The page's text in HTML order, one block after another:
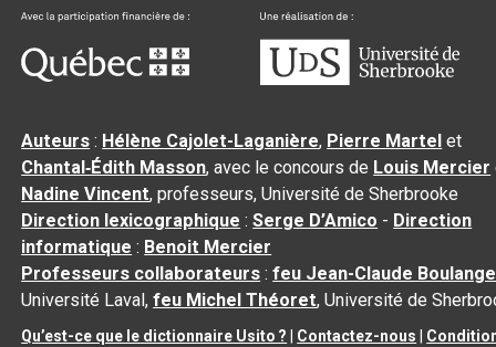
Auteurs : Hélène Cajolet-Laganière, Pierre Martel et
Chantal‑Édith Masson, avec le concours de Louis Mercier
Nadine Vincent, professeurs, Université de Sherbrooke
Direction lexicographique :Serge D’Amico - Direction
informatique : Benoit Mercier
Professeurs collaborateurs :feu Jean-Claude
Université Laval,feu Michel Théoret, Université de
Qu’est-ce que le dictionnaire Usito ? | Contactez-nous |